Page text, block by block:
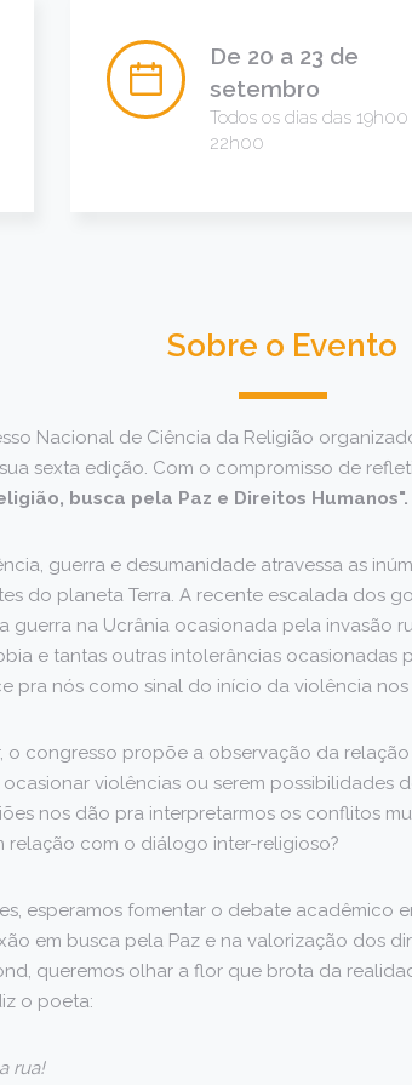
De 20 a 23 de
setembro
Todos os dias das 19h00
22h00
Sobre o Evento
Nacional de Ciência da Religião
sexta edição. Com o compromisso de
busca pela Paz e Direitos Humanos".
guerra e desumanidade atravessa as
do planeta Terra. A recente escalada dos
guerra na Ucrânia ocasionada pela invasão
e tantas outras intolerâncias ocasionadas
pra nós como sinal do início da violência
o congresso propõe a observação da relação
violências ou serem possibilidades
nos dão pra interpretarmos os conflitos
relação com o diálogo inter-religioso?
esperamos fomentar o debate acadêmico
em busca pela Paz e na valorização dos
queremos olhar a flor que brota da
o poeta:
rua!